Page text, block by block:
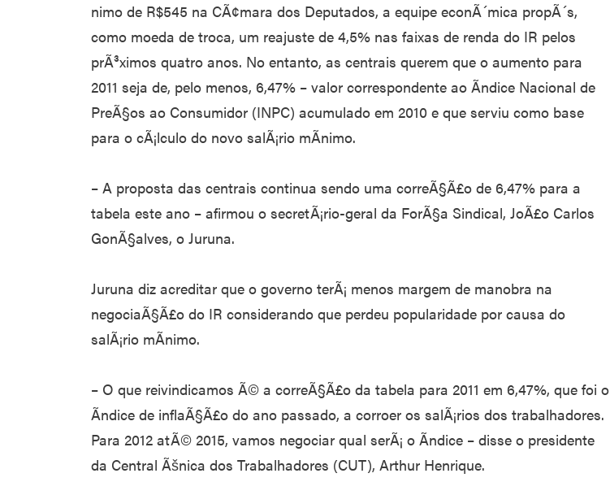
nimo de R$545 na CÃ¢mara dos Deputados, a equipe econÃ´mica propÃ´s,
como moeda de troca, um reajuste de 4,5% nas faixas de renda do IR pelos
prÃ³ximos quatro anos. No entanto, as centrais querem que o aumento para
2011 seja de, pelo menos, 6,47% – valor correspondente ao Ãndice Nacional de
PreÃ§os ao Consumidor (INPC) acumulado em 2010 e que serviu como base
para o cÃ¡lculo do novo salÃ¡rio mÃ­nimo.
– A proposta das centrais continua sendo uma correÃ§Ã£o de 6,47% para a
tabela este ano – afirmou o secretÃ¡rio-geral da ForÃ§a Sindical, JoÃ£o Carlos
GonÃ§alves, o Juruna.
Juruna diz acreditar que o governo terÃ¡ menos margem de manobra na
negociaÃ§Ã£o do IR considerando que perdeu popularidade por causa do
salÃ¡rio mÃ­nimo.
– O que reivindicamos Ã© a correÃ§Ã£o da tabela para 2011 em 6,47%, que foi o
Ã­ndice de inflaÃ§Ã£o do ano passado, a corroer os salÃ¡rios dos trabalhadores.
Para 2012 atÃ© 2015, vamos negociar qual serÃ¡ o Ã­ndice – disse o presidente
da Central Ãšnica dos Trabalhadores (CUT), Arthur Henrique.